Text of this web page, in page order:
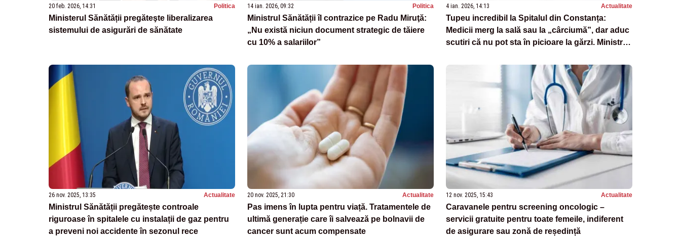
20 feb. 2026, 14:31 Politica
Ministerul Sănătății pregăteşte liberalizarea
sistemului de asigurări de sănătate
14 ian. 2026, 09:32 Politica
Ministrul Sănătății îl contrazice pe Radu Miruţă:
„Nu există niciun document strategic de tăiere
cu 10% a salariilor”
4 ian. 2026, 14:13 Actualitate
Tupeu incredibil la Spitalul din Constanța:
Medicii merg la sală sau la „cârciumă”, dar aduc
scutiri că nu pot sta în picioare la gărzi. Ministrul
26 nov. 2025, 13:35 Actualitate
Ministrul Sănătății pregătește controale
riguroase în spitalele cu instalații de gaz pentru
a preveni noi accidente în sezonul rece
20 nov. 2025, 21:30 Actualitate
Pas imens în lupta pentru viață. Tratamentele de
ultimă generație care îi salvează pe bolnavii de
cancer sunt acum compensate
12 nov. 2025, 15:43 Actualitate
Caravanele pentru screening oncologic –
servicii gratuite pentru toate femeile, indiferent
de asigurare sau zonă de reședință